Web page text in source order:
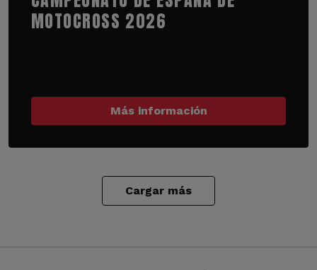
MOTOCROSS 2026
Más información
Cargar más